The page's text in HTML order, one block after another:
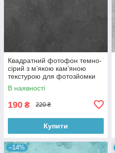
Квадратний фотофон темно-
сірий з м’якою кам’яною
текстурою для фотозйомки
товарів 60x60 см, №550076
В наявності
190 ₴ 220 ₴
Купити
–14%